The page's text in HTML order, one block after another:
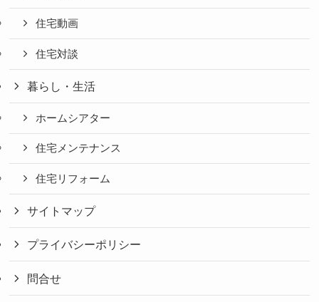
住宅動画
住宅対談
暮らし・生活
ホームシアター
住宅メンテナンス
住宅リフォーム
サイトマップ
プライバシーポリシー
問合せ